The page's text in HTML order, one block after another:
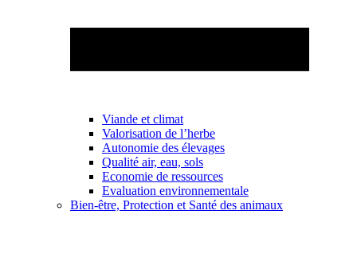
Viande et climat
Valorisation de l’herbe
Autonomie des élevages
Qualité air, eau, sols
Economie de ressources
Evaluation environnementale
Bien-être, Protection et Santé des animaux